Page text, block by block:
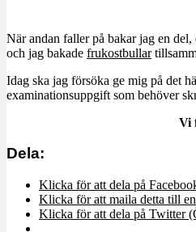
När andan faller på bakar jag en
och jag bakade frukostbullar
Idag ska jag försöka ge mig på det
examinationsuppgift som behöver
Vi
Dela:
Klicka för att dela på
Klicka för att maila detta till
Klicka för att dela på Twitter